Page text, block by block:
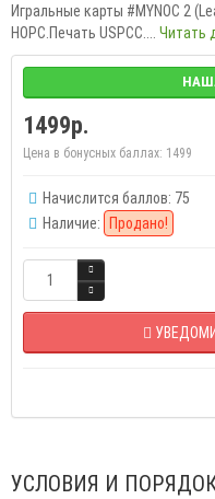
Игральные карты #MYNOC 2
HOPC.Печать USPCC.... Читать
1499р.
Цена в бонусных баллах: 1499
Начислится баллов: 75
Наличие:
Продано!
УСЛОВИЯ И